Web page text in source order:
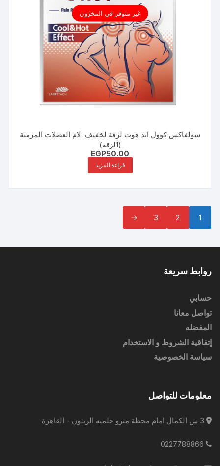
غير متوفر في المخزون
سولفاكس كوول اند هوت لزقة لخفيف الام العضلات المزمنة
(1لزقة)
EGP50.00
قراءة المزيد
1
2
3
←
روابط سريعة
حسابي
تواصل معانا
المفضله
إتفاقية الشروط و الاستخدام
سياسة الخصوصية
معلومات للتواصل